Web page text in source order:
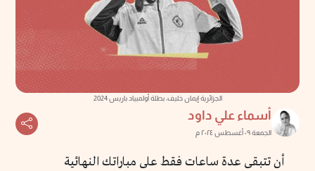
الجزائرية إيمان خليف، بطلة أولمبياد باريس 2024
أسماء علي داود
الجمعة ٠٩ أغسطس ٢٠٢٤ م
أن تتبقى عدة ساعات فقط على مباراتك النهائية